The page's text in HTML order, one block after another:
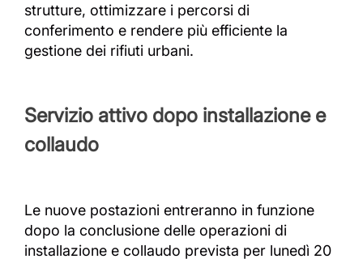
strutture, ottimizzare i percorsi di
conferimento e rendere più efficiente la
gestione dei rifiuti urbani.
Servizio attivo dopo installazione e
collaudo
Le nuove postazioni entreranno in funzione
dopo la conclusione delle operazioni di
installazione e collaudo prevista per lunedì 20